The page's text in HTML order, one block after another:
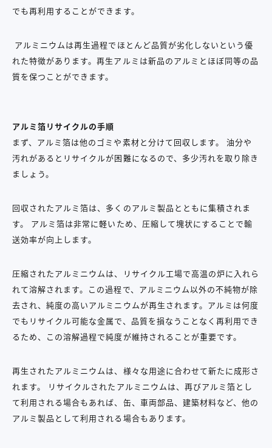
でも再利用することができます。
アルミニウムは再生過程でほとんど品質が劣化しないという優
れた特徴があります。再生アルミは新品のアルミとほぼ同等の品
質を保つことができます。
アルミ箔リサイクルの手順
まず、アルミ箔は他のゴミや素材と分けて回収します。 油分や
汚れがあるとリサイクルが困難になるので、多少汚れを取り除き
ましょう。
回収されたアルミ箔は、多くのアルミ製品とともに集積されま
す。 アルミ箔は非常に軽いため、圧縮して塊状にすることで輸
送効率が向上します。
圧縮されたアルミニウムは、リサイクル工場で高温の炉に入れら
れて溶解されます。この過程で、アルミニウム以外の不純物が除
去され、純度の高いアルミニウムが再生されます。アルミは何度
でもリサイクル可能な金属で、品質を損なうことなく再利用でき
るため、この溶解過程で純度が維持されることが重要です。
再生されたアルミニウムは、様々な用途に合わせて新たに成形さ
れます。 リサイクルされたアルミニウムは、再びアルミ箔とし
て利用される場合もあれば、缶、車両部品、建築材料など、他の
アルミ製品として利用される場合もあります。